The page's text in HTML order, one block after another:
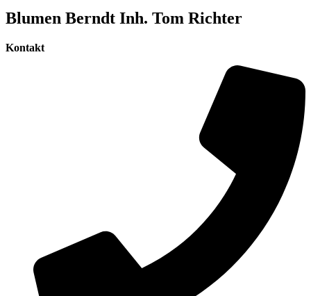
Blumen Berndt Inh. Tom Richter
Kontakt